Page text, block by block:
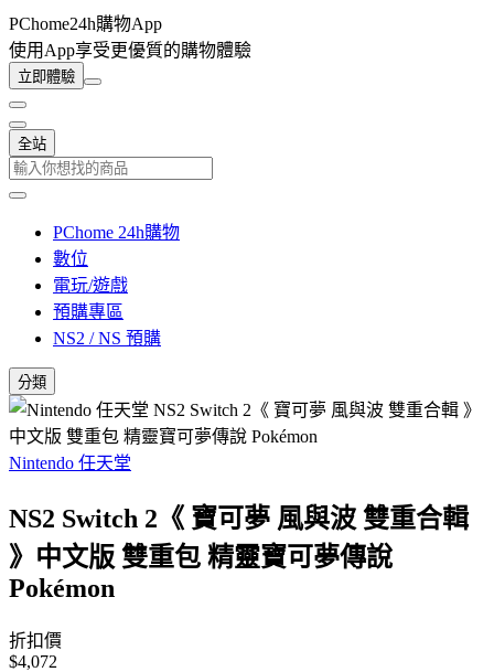
PChome24h購物App
使用App享受更優質的購物體驗
立即體驗
全站
PChome 24h購物
數位
電玩/遊戲
預購專區
NS2 / NS 預購
分類
Nintendo 任天堂
NS2 Switch 2《 寶可夢 風與波 雙重合輯
》中文版 雙重包 精靈寶可夢傳說
Pokémon
折扣價
$4,072